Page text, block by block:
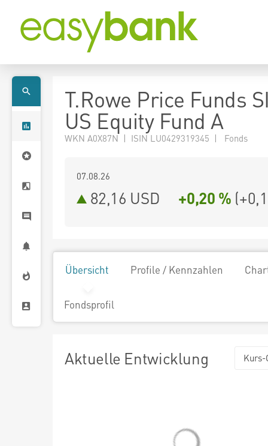
T.Rowe Price Funds
US Equity Fund A
WKN A0X87N | ISIN LU0429319345 | Fonds
07.08.26
82,16 USD +0,20 % (
Übersicht Profile / Kennzahlen
Fondsprofil
Aktuelle Entwicklung Kurs-